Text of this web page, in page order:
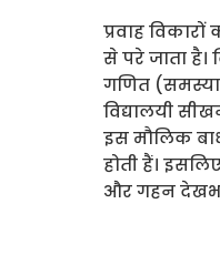
प्रवाह विकारों
से परे जाता है।
गणित
विद्यालयी
इस मौलिक
होती हैं।
और गहन